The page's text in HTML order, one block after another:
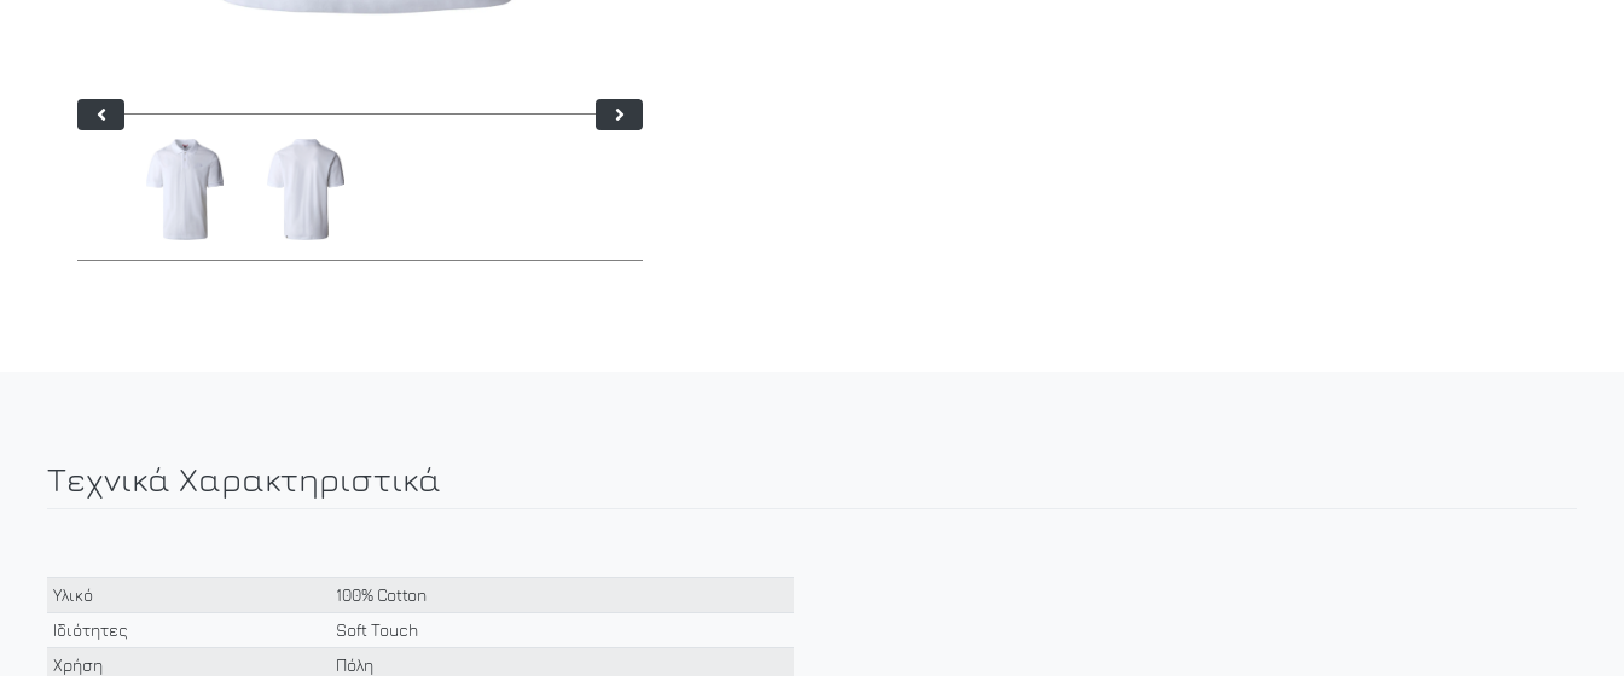
Τεχνικά Χαρακτηριστικά
Υλικό
100% Cotton
Ιδιότητες
Soft Touch
Χρήση
Πόλη